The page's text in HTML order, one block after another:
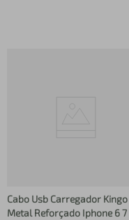
Cabo Usb Carregador Kingo
Metal Reforçado Iphone 6 7